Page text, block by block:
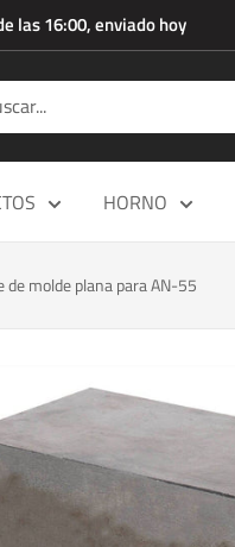
las 16:00, enviado hoy
HORNO
de molde plana para AN-55